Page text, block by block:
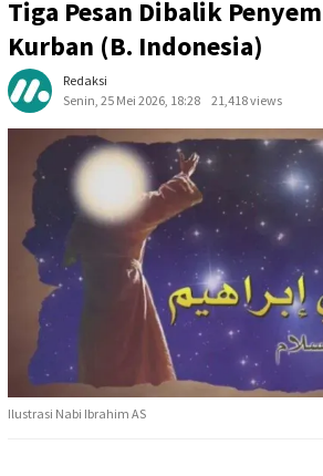
Tiga Pesan Dibalik
Kurban (B. Indonesia)
Redaksi
Senin, 25 Mei 2026, 18:28
21,418 views
Ilustrasi Nabi Ibrahim AS